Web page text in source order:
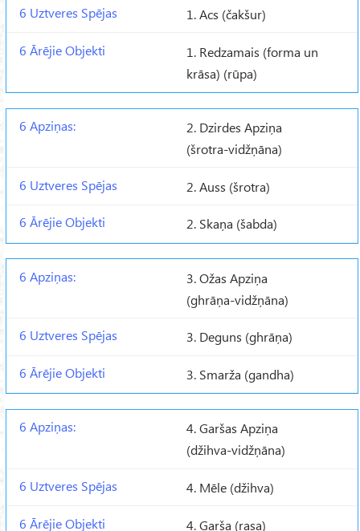
1. Acs (čakšur)
1. Redzamais (forma un
krāsa) (rūpa)
2. Dzirdes Apziņa
(šrotra-vidžņāna)
2. Auss (šrotra)
2. Skaņa (šabda)
3. Ožas Apziņa
(ghrāņa-vidžņāna)
3. Deguns (ghrāņa)
3. Smarža (gandha)
4. Garšas Apziņa
(džihva-vidžņāna)
4. Mēle (džihva)
4. Garša (rasa)